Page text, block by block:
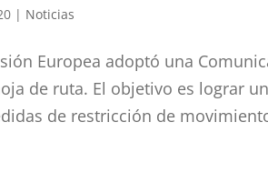
| Noticias
Europea adoptó una
de ruta. El objetivo es lograr
de restricción de